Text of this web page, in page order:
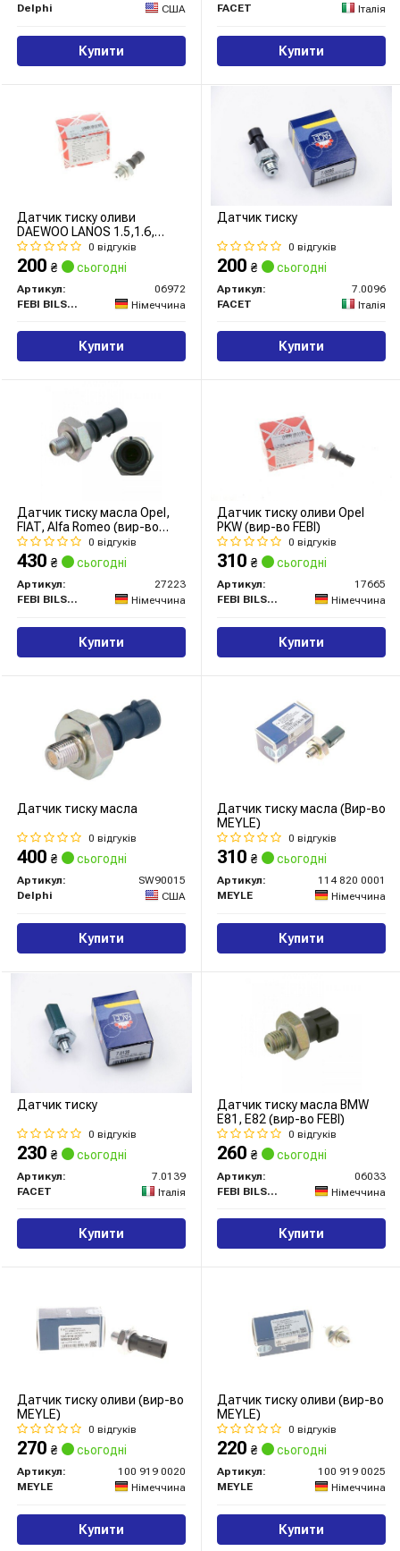
Delphi США
Купити
FACET Італія
Купити
Датчик тиску оливи
DAEWOO LANOS 1.5,1.6,
OPEL OMEGA AB, KADETT E,
VECTRA AB (вир-во FEBI)
0 відгуків
200 ₴ сьогодні
Артикул:
06972
FEBI BILSTEIN
Німеччина
Купити
Датчик тиску
0 відгуків
200 ₴ сьогодні
Артикул:
7.0096
FACET
Італія
Купити
Датчик тиску масла Opel,
FIAT, Alfa Romeo (вир-во
FEBI)
0 відгуків
430 ₴ сьогодні
Артикул:
27223
FEBI BILSTEIN
Німеччина
Купити
Датчик тиску оливи Opel
PKW (вир-во FEBI)
0 відгуків
310 ₴ сьогодні
Артикул:
17665
FEBI BILSTEIN
Німеччина
Купити
Датчик тиску масла
0 відгуків
400 ₴ сьогодні
Артикул:
SW90015
Delphi
США
Купити
Датчик тиску масла (Вир-во
MEYLE)
0 відгуків
310 ₴ сьогодні
Артикул:
114 820 0001
MEYLE
Німеччина
Купити
Датчик тиску
0 відгуків
230 ₴ сьогодні
Артикул:
7.0139
FACET
Італія
Купити
Датчик тиску масла BMW
E81, E82 (вир-во FEBI)
0 відгуків
260 ₴ сьогодні
Артикул:
06033
FEBI BILSTEIN
Німеччина
Купити
Датчик тиску оливи (вир-во
MEYLE)
0 відгуків
270 ₴ сьогодні
Артикул:
100 919 0020
MEYLE
Німеччина
Купити
Датчик тиску оливи (вир-во
MEYLE)
0 відгуків
220 ₴ сьогодні
Артикул:
100 919 0025
MEYLE
Німеччина
Купити